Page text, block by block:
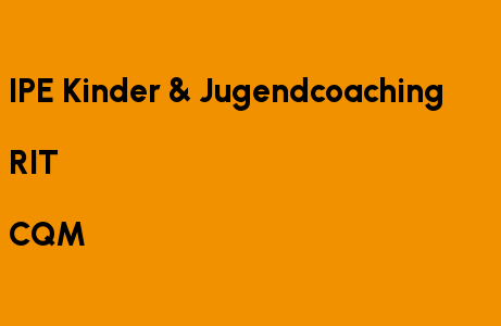
IPE Kinder & Jugendcoaching
RIT
CQM